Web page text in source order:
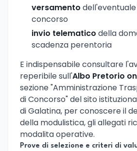
versamento
concorso
invio telematico della
scadenza perentoria
E indispensabile consultare
reperibile sull'Albo Pretorio
sezione "Amministrazione
di Concorso" del sito
di Galatina, per conoscere il
della modulistica, gli allegati
modalita operative.
Prove di selezione e criteri di